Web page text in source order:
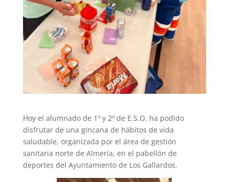
Hoy el alumnado de 1º y 2º de E.S.O. ha podido
disfrutar de una gincana de hábitos de vida
saludable, organizada por el área de gestión
sanitaria norte de Almería, en el pabellón de
deportes del Ayuntamiento de Los Gallardos.